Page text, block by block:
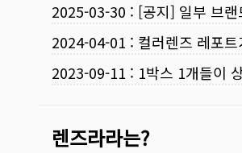
2025-03-30 : [공지] 일부 브
2024-04-01 : 컬러렌즈 레포
2023-09-11 : 1박스 1개들이
렌즈라라는?